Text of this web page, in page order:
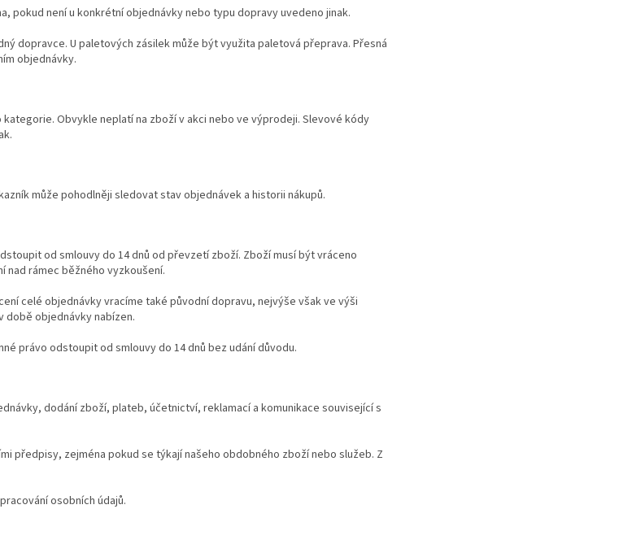
pokud není u konkrétní objednávky nebo typu dopravy uvedeno jinak.
dopravce. U paletových zásilek může být využita paletová přeprava. Přesná
objednávky.
Obvykle neplatí na zboží v akci nebo ve výprodeji. Slevové kódy
může pohodlněji sledovat stav objednávek a historii nákupů.
od smlouvy do 14 dnů od převzetí zboží. Zboží musí být vráceno
nad rámec běžného vyzkoušení.
celé objednávky vracíme také původní dopravu, nejvýše však ve výši
době objednávky nabízen.
právo odstoupit od smlouvy do 14 dnů bez udání důvodu.
dodání zboží, plateb, účetnictví, reklamací a komunikace související s
předpisy, zejména pokud se týkají našeho obdobného zboží nebo služeb. Z
osobních údajů.